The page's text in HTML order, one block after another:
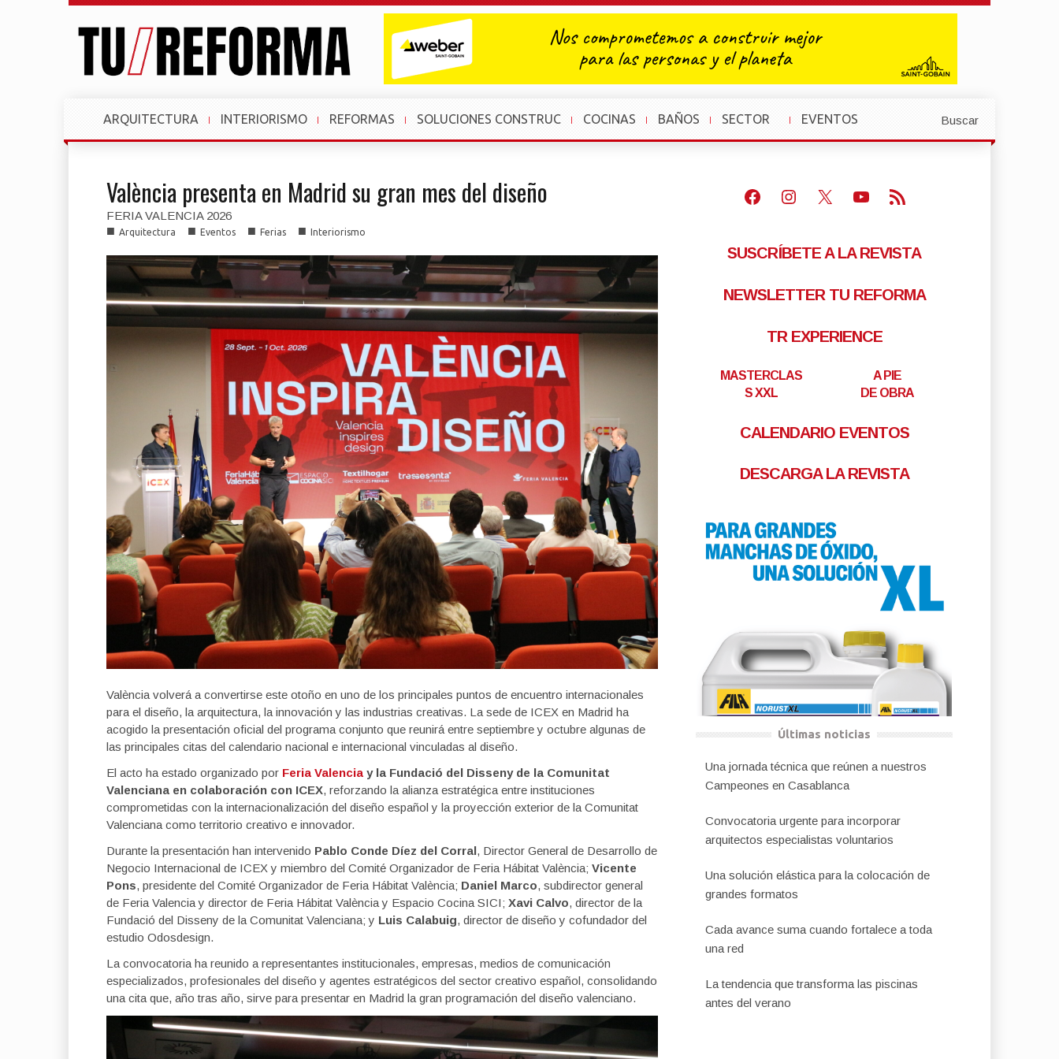
ARQUITECTURA INTERIORISMO REFORMAS SOLUCIONES CONSTRUC COCINAS BAÑOS
SECTOR
»
EVENTOS
»
Buscar
València presenta en Madrid su gran mes del diseño
FERIA VALENCIA 2026
■ Arquitectura ■ Eventos ■ Ferias ■ Interiorismo
València volverá a convertirse este otoño en uno de los principales puntos de encuentro internacionales
para el diseño, la arquitectura, la innovación y las industrias creativas. La sede de ICEX en Madrid ha
acogido la presentación oficial del programa conjunto que reunirá entre septiembre y octubre algunas de
las principales citas del calendario nacional e internacional vinculadas al diseño.
El acto ha estado organizado por Feria Valencia y la Fundació del Disseny de la Comunitat
Valenciana en colaboración con ICEX, reforzando la alianza estratégica entre instituciones
comprometidas con la internacionalización del diseño español y la proyección exterior de la Comunitat
Valenciana como territorio creativo e innovador.
Durante la presentación han intervenido Pablo Conde Díez del Corral, Director General de Desarrollo de
Negocio Internacional de ICEX y miembro del Comité Organizador de Feria Hábitat València; Vicente
Pons, presidente del Comité Organizador de Feria Hábitat València; Daniel Marco, subdirector general
de Feria Valencia y director de Feria Hábitat València y Espacio Cocina SICI; Xavi Calvo, director de la
Fundació del Disseny de la Comunitat Valenciana; y Luis Calabuig, director de diseño y cofundador del
estudio Odosdesign.
La convocatoria ha reunido a representantes institucionales, empresas, medios de comunicación
especializados, profesionales del diseño y agentes estratégicos del sector creativo español, consolidando
una cita que, año tras año, sirve para presentar en Madrid la gran programación del diseño valenciano.
Facebook
Instagram
X Youtube
Feed RSS
SUSCRÍBETE A LA REVISTA
NEWSLETTER TU REFORMA
TR EXPERIENCE
MASTERCLAS
S XXL
A PIE
DE OBRA
CALENDARIO EVENTOS
DESCARGA LA REVISTA
Últimas noticias
Una jornada técnica que reúnen a nuestros
Campeones en Casablanca
Convocatoria urgente para incorporar
arquitectos especialistas voluntarios
Una solución elástica para la colocación de
grandes formatos
Cada avance suma cuando fortalece a toda
una red
La tendencia que transforma las piscinas
antes del verano